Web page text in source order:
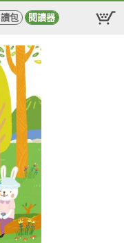
包 閱讀器